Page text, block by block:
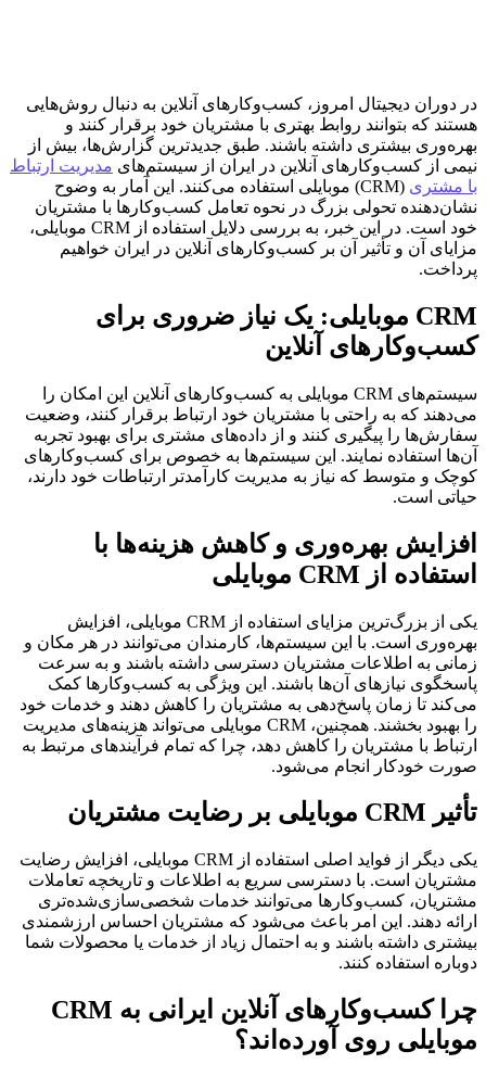
در دوران دیجیتال امروز، کسب‌وکارهای آنلاین به دنبال روش‌هایی
هستند که بتوانند روابط بهتری با مشتریان خود برقرار کنند و
بهره‌وری بیشتری داشته باشند. طبق جدیدترین گزارش‌ها، بیش از
نیمی از کسب‌وکارهای آنلاین در ایران از سیستم‌های مدیریت ارتباط
با مشتری
(CRM) موبایلی استفاده می‌کنند. این آمار به وضوح
نشان‌دهنده تحولی بزرگ در نحوه تعامل کسب‌وکارها با مشتریان
خود است. در این خبر، به بررسی دلایل استفاده از CRM موبایلی،
مزایای آن و تأثیر آن بر کسب‌وکارهای آنلاین در ایران خواهیم
پرداخت.
CRM موبایلی: یک نیاز ضروری برای
کسب‌وکارهای آنلاین
سیستم‌های CRM موبایلی به کسب‌وکارهای آنلاین این امکان را
می‌دهند که به راحتی با مشتریان خود ارتباط برقرار کنند، وضعیت
سفارش‌ها را پیگیری کنند و از داده‌های مشتری برای بهبود تجربه
آن‌ها استفاده نمایند. این سیستم‌ها به خصوص برای کسب‌وکارهای
کوچک و متوسط که نیاز به مدیریت کارآمدتر ارتباطات خود دارند،
حیاتی است.
افزایش بهره‌وری و کاهش هزینه‌ها با
استفاده از CRM موبایلی
یکی از بزرگ‌ترین مزایای استفاده از CRM موبایلی، افزایش
بهره‌وری است. با این سیستم‌ها، کارمندان می‌توانند در هر مکان و
زمانی به اطلاعات مشتریان دسترسی داشته باشند و به سرعت
پاسخگوی نیازهای آن‌ها باشند. این ویژگی به کسب‌وکارها کمک
می‌کند تا زمان پاسخ‌دهی به مشتریان را کاهش دهند و خدمات خود
را بهبود بخشند. همچنین، CRM موبایلی می‌تواند هزینه‌های مدیریت
ارتباط با مشتریان را کاهش دهد، چرا که تمام فرآیندهای مرتبط به
صورت خودکار انجام می‌شود.
تأثیر CRM موبایلی بر رضایت مشتریان
یکی دیگر از فواید اصلی استفاده از CRM موبایلی، افزایش رضایت
مشتریان است. با دسترسی سریع به اطلاعات و تاریخچه تعاملات
مشتریان، کسب‌وکارها می‌توانند خدمات شخصی‌سازی‌شده‌تری
ارائه دهند. این امر باعث می‌شود که مشتریان احساس ارزشمندی
بیشتری داشته باشند و به احتمال زیاد از خدمات یا محصولات شما
دوباره استفاده کنند.
چرا کسب‌وکارهای آنلاین ایرانی به CRM
موبایلی روی آورده‌اند؟